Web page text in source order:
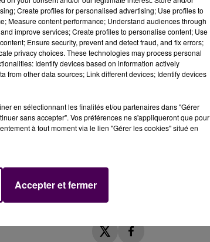
ces 12, 14 et 15 février.
par radar le long des
àSaint-Rémy-des-Monts,
de l'ordre en tous
Create profiles for personalised advertising; Use profiles to
Measure content performance; Understand audiences through
improve services; Create profiles to personalise content; Use
Ensure security, prevent and detect fraud, and fix errors;
privacy choices. These technologies may process personal
Identify devices based on information actively
from other data sources; Link different devices; Identify devices
en sélectionnant les finalités et/ou partenaires dans "Gérer
sans accepter". Vos préférences ne s'appliqueront que pour
à tout moment via le lien "Gérer les cookies" situé en
Accepter et fermer